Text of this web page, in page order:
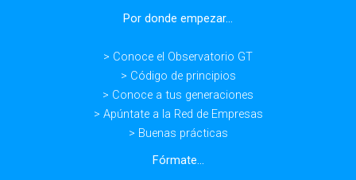
Por donde empezar...
> Conoce el Observatorio GT
> Código de principios
> Conoce a tus generaciones
> Apúntate a la Red de Empresas
> Buenas prácticas
Fórmate...